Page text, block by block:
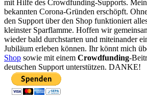
mit Hilfe des Crowdfunding-Supports.
bekannten Corona-Gründen erschöpft.
den Support über den Shop funktioniert
kleinster Sparflamme. Hoffen wir
wieder bald durchstarten und miteinander
Jubiläum erleben können. Ihr könnt mich
Shop sowie mit einem Crowdfunding-
deutschen Support unterstützen. DANKE!